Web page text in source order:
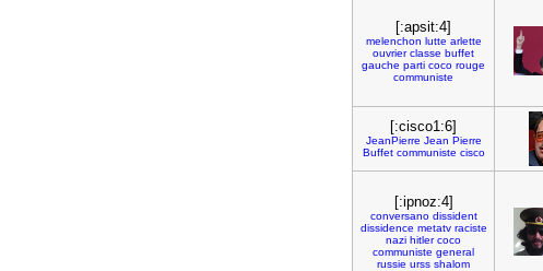
[:apsit:4]
melenchon lutte arlette
ouvrier classe buffet
gauche parti coco rouge
communiste
[:cisco1:6]
JeanPierre Jean Pierre
Buffet communiste cisco
[:ipnoz:4]
conversano dissident
dissidence metatv raciste
nazi hitler coco
communiste general
russie urss shalom